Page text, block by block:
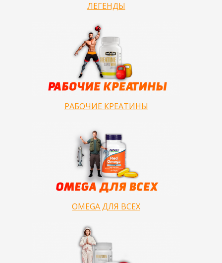
ЛЕГЕНДЫ
РАБОЧИЕ КРЕАТИНЫ
OMEGA ДЛЯ ВСЕХ